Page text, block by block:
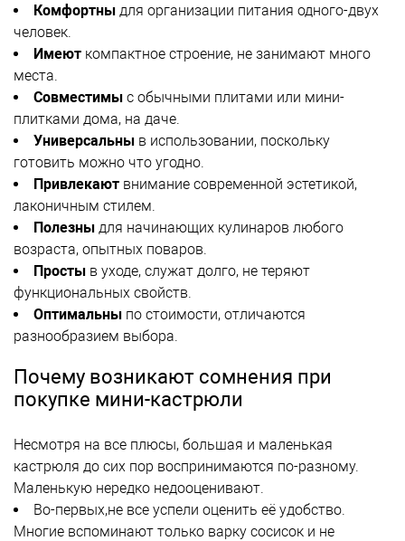
Комфортны для организации питания одного-двух
человек.
Имеют компактное строение, не занимают много
места.
Совместимы с обычными плитами или мини-
плитками дома, на даче.
Универсальны в использовании, поскольку
готовить можно что угодно.
Привлекают внимание современной эстетикой,
лаконичным стилем.
Полезны для начинающих кулинаров любого
возраста, опытных поваров.
Просты в уходе, служат долго, не теряют
функциональных свойств.
Оптимальны по стоимости, отличаются
разнообразием выбора.
Почему возникают сомнения при
покупке мини-кастрюли
Несмотря на все плюсы, большая и маленькая
кастрюля до сих пор воспринимаются по-разному.
Маленькую нередко недооценивают.
Во-первых,не все успели оценить её удобство.
Многие вспоминают только варку сосисок и не